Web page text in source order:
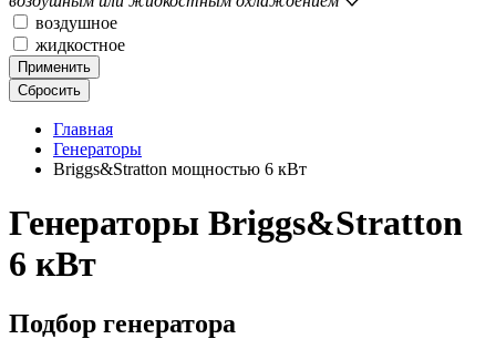
воздушное
жидкостное
Применить
Сбросить
Главная
Генераторы
Briggs&Stratton мощностью 6 кВт
Генераторы Briggs&Stratton
6 кВт
Подбор генератора